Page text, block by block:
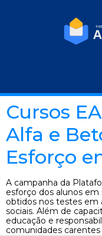
Cursos
Alfa e
Esforço
A campanha da
esforço dos alunos
obtidos nos testes em
sociais. Além de
educação e
comunidades